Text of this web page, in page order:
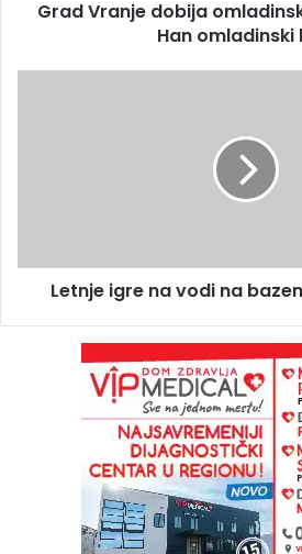
Grad Vranje dobija
Han omladinski
Letnje igre na vodi na